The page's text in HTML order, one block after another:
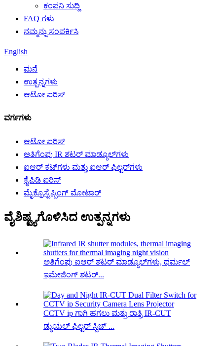
ಕಂಪನಿ ಸುದ್ದಿ
FAQ ಗಳು
ನಮ್ಮನ್ನು ಸಂಪರ್ಕಿಸಿ
English
ಮನೆ
ಉತ್ಪನ್ನಗಳು
ಆಟೋ ಐರಿಸ್
ವರ್ಗಗಳು
ಆಟೋ ಐರಿಸ್
ಅತಿಗೆಂಪು IR ಶಟರ್ ಮಾಡ್ಯೂಲ್‌ಗಳು
ಐಆರ್ ಕಟ್‌ಗಳು ಮತ್ತು ಐಆರ್ ಫಿಲ್ಟರ್‌ಗಳು
ಕೈಪಿಡಿ ಐರಿಸ್
ಮೈಕ್ರೊಸ್ಟೆಪ್ಪಿಂಗ್ ಮೋಟಾರ್
ವೈಶಿಷ್ಟ್ಯಗೊಳಿಸಿದ ಉತ್ಪನ್ನಗಳು
ಅತಿಗೆಂಪು ಐಆರ್ ಶಟರ್ ಮಾಡ್ಯೂಲ್‌ಗಳು, ಥರ್ಮಲ್
ಇಮೇಜಿಂಗ್ ಶಟರ್...
CCTV ip ಗಾಗಿ ಹಗಲು ಮತ್ತು ರಾತ್ರಿ IR-CUT
ಡ್ಯುಯಲ್ ಫಿಲ್ಟರ್ ಸ್ವಿಚ್ ...